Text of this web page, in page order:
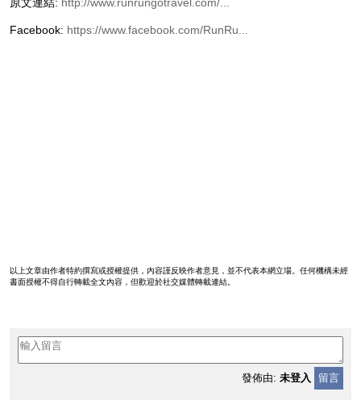
Facebook: https://www.facebook.com/RunRu...
以上文章由作者特約撰寫或授權提供，內容謹反映作者意見，並不代表本網立場。任何機構未經
書面授權不得自行轉載全文內容，但歡迎於社交媒體轉載連結。
發佈由: 未登入 留言